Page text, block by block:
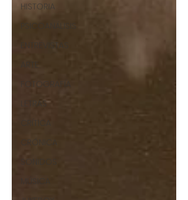
HISTORIA
PSICOANÁLISIS
FOTOGRAFÍA
LETRAS
CRÍTICA
SONIDOS